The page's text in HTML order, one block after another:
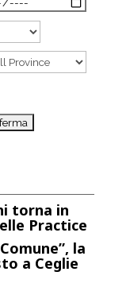
torna in
Practice
la
a Ceglie